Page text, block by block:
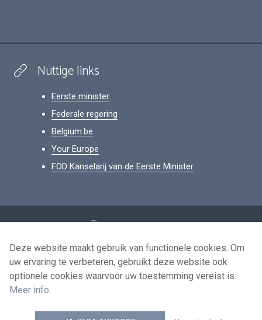
Nuttige links
Eerste minister
Federale regering
Belgium.be
Your Europe
FOD Kanselarij van de Eerste Minister
Persoonsgegevens
Voorwaarden voor het hergebruik
Contacteer ons
Deze website maakt gebruik van functionele cookies. Om
uw ervaring te verbeteren, gebruikt deze website ook
optionele cookies waarvoor uw toestemming vereist is.
Meer info.